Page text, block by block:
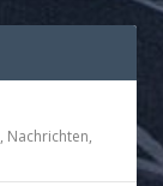
, Nachrichten,